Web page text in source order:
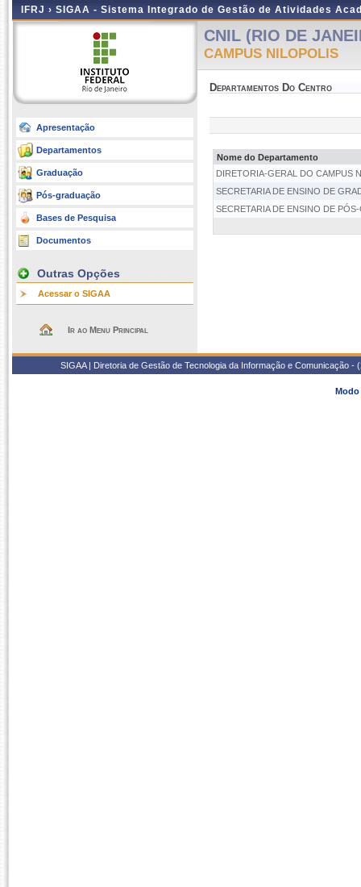
IFRJ › SIGAA - Sistema Integrado de Gestão de Atividades
Apresentação
Departamentos
Graduação
Pós-graduação
Bases de Pesquisa
Documentos
Outras Opções
Acessar o SIGAA
Ir ao Menu Principal
CNIL (RIO DE
CAMPUS NILOPOLIS
Departamentos Do Centro
Nome do Departamento
DIRETORIA-GERAL DO CAMPUS
SECRETARIA DE ENSINO DE
SECRETARIA DE ENSINO DE
SIGAA | Diretoria de Gestão de Tecnologia da Informação e
Modo